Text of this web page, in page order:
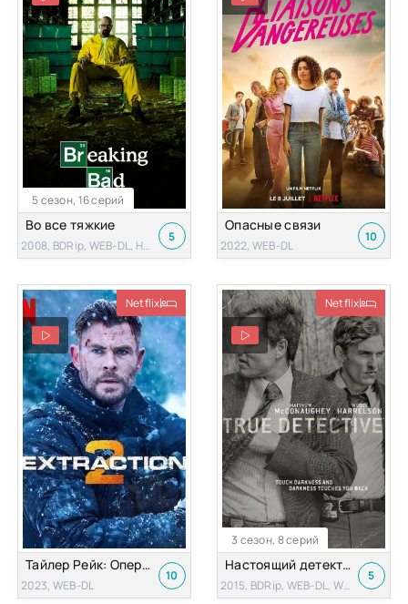
5 сезон, 16 серий
Во все тяжкие
2008, BDRip, WEB-DL, HDTV
5
Опасные связи
2022, WEB-DL
10
Netflix
Тайлер Рейк: Операция по спасению 2 (2023)
2023, WEB-DL
10
Netflix
3 сезон, 8 серий
Настоящий детектив
2015, BDRip, WEB-DL, WEBRip, HDTV
5